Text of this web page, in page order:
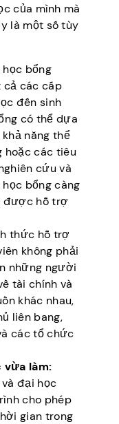
của mình mà
là một số tùy
bổng
cả các cấp
đến sinh
có thể dựa
năng thể
hoặc các tiêu
cứu và
bổng càng
được hỗ trợ
thức hỗ trợ
không phải
những người
tài chính và
khác nhau,
liên bang,
các tổ chức
làm:
đại học
cho phép
gian trong